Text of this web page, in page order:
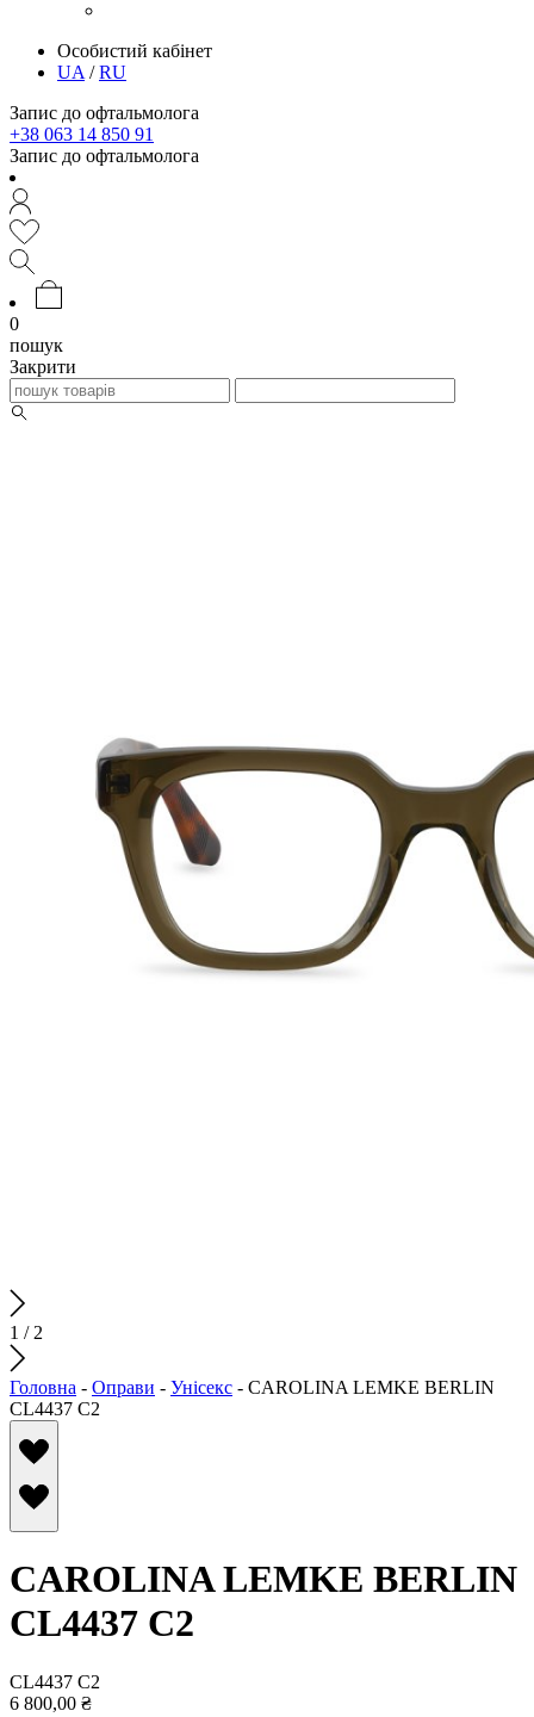
Особистий кабінет
UA /RU
Запис до офтальмолога
+38 063 14 850 91
Запис до офтальмолога
0
пошук
Закрити
1 / 2
Головна - Оправи - Унісекс - CAROLINA LEMKE BERLIN
CL4437 C2
CAROLINA LEMKE BERLIN
CL4437 C2
CL4437 C2
6 800,00 ₴